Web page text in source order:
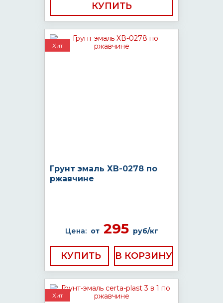
КУПИТЬ
Хит
Грунт эмаль ХВ-0278 по
ржавчине
Цена: от295 руб/кг
КУПИТЬ
Хит